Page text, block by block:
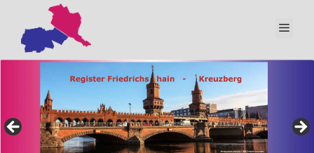
Inhalt
springen